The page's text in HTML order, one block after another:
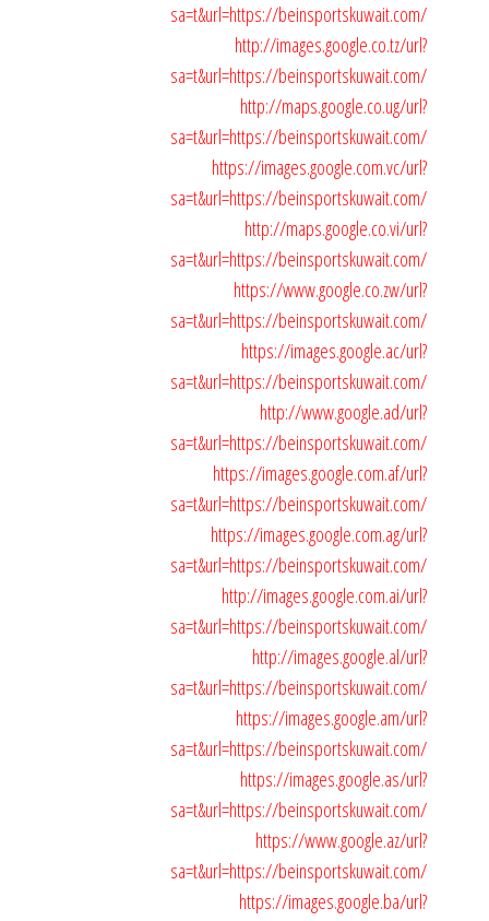
sa=t&url=https://beinsportskuwait.com/
http://images.google.co.tz/url?
sa=t&url=https://beinsportskuwait.com/
http://maps.google.co.ug/url?
sa=t&url=https://beinsportskuwait.com/
https://images.google.com.vc/url?
sa=t&url=https://beinsportskuwait.com/
http://maps.google.co.vi/url?
sa=t&url=https://beinsportskuwait.com/
https://www.google.co.zw/url?
sa=t&url=https://beinsportskuwait.com/
https://images.google.ac/url?
sa=t&url=https://beinsportskuwait.com/
http://www.google.ad/url?
sa=t&url=https://beinsportskuwait.com/
https://images.google.com.af/url?
sa=t&url=https://beinsportskuwait.com/
https://images.google.com.ag/url?
sa=t&url=https://beinsportskuwait.com/
http://images.google.com.ai/url?
sa=t&url=https://beinsportskuwait.com/
http://images.google.al/url?
sa=t&url=https://beinsportskuwait.com/
https://images.google.am/url?
sa=t&url=https://beinsportskuwait.com/
https://images.google.as/url?
sa=t&url=https://beinsportskuwait.com/
https://www.google.az/url?
sa=t&url=https://beinsportskuwait.com/
https://images.google.ba/url?